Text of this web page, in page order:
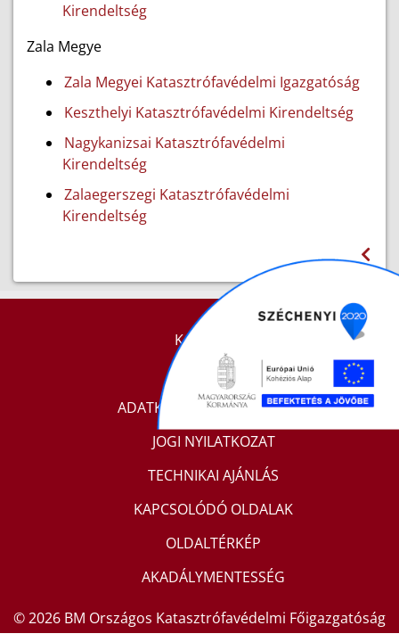
Kirendeltség
Zala Megye
Zala Megyei Katasztrófavédelmi Igazgatóság
Keszthelyi Katasztrófavédelmi Kirendeltség
Nagykanizsai Katasztrófavédelmi
Kirendeltség
Zalaegerszegi Katasztrófavédelmi
Kirendeltség
KAPCSOLAT
IMPRESSZUM
ADATKEZELÉSI TÁJÉKOZTATÓ
JOGI NYILATKOZAT
TECHNIKAI AJÁNLÁS
KAPCSOLÓDÓ OLDALAK
OLDALTÉRKÉP
AKADÁLYMENTESSÉG
© 2026 BM Országos Katasztrófavédelmi Főigazgatóság